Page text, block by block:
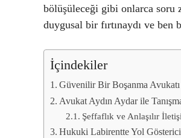
bölüşüleceği gibi onlarca soru
duygusal bir fırtınaydı ve ben
İçindekiler
Güvenilir Bir Boşanma Avukatı
Avukat Aydın Aydar ile
Şeffaflık ve Anlaşılır
Hukuki Labirentte Yol